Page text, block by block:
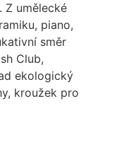
Z umělecké
piano,
směr
Club,
ekologický
kroužek pro